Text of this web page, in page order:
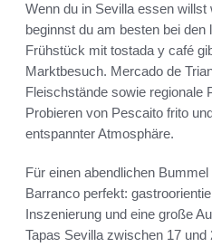
Wenn du in Sevilla essen willst
beginnst du am besten bei
Frühstück mit tostada y café
Marktbesuch. Mercado de
Fleischstände sowie regionale
Probieren von Pescaito frito
entspannter Atmosphäre.
Für einen abendlichen
Barranco perfekt:
Inszenierung und eine große
Tapas Sevilla zwischen 17